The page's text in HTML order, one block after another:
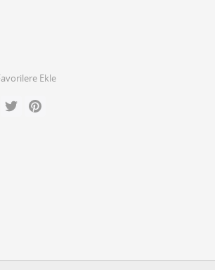
Ekle
Facebook
Twitter